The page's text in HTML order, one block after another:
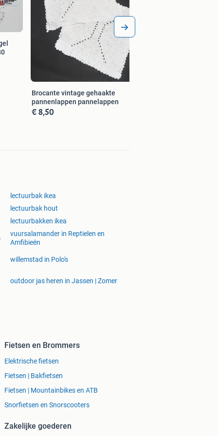
Brocante vintage gehaakte
pannenlappen pannelappen
€ 8,50
lectuurbak ikea
lectuurbak hout
lectuurbakken ikea
vuursalamander in Reptielen en
Amfibieën
willemstad in Polo's
outdoor jas heren in Jassen | Zomer
Fietsen en Brommers
Elektrische fietsen
Fietsen | Bakfietsen
Fietsen | Mountainbikes en ATB
Snorfietsen en Snorscooters
Zakelijke goederen